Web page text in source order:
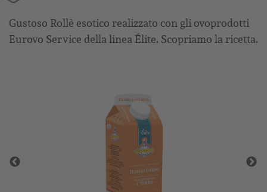
Gustoso Rollè esotico realizzato con gli ovoprodotti
Eurovo Service della linea Élite. Scopriamo la ricetta.